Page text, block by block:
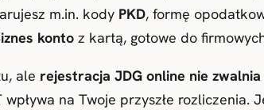
m.in. kody PKD, formę
konto z kartą, gotowe do
ale rejestracja JDG online nie
wpływa na Twoje przyszłe